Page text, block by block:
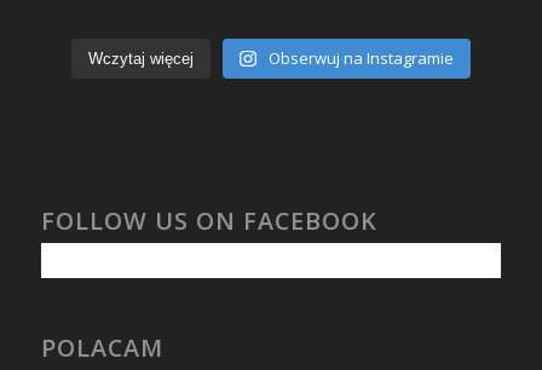
Wczytaj więcej Obserwuj na Instagramie
FOLLOW US ON FACEBOOK
POLACAM